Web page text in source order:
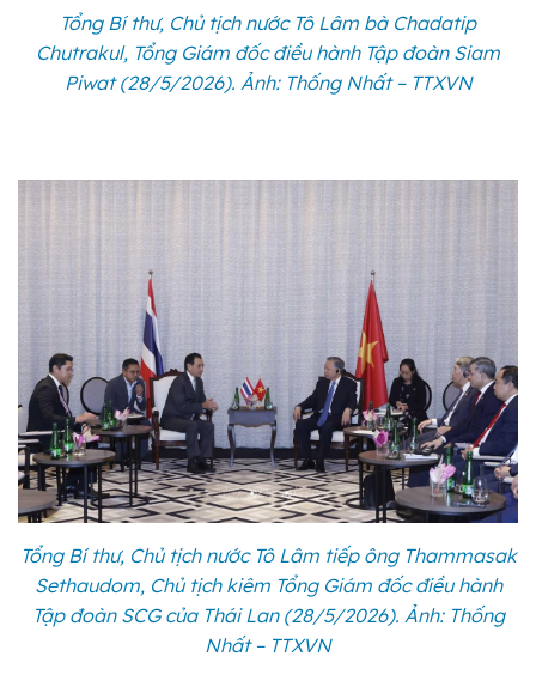
Tổng Bí thư, Chủ tịch nước Tô Lâm bà Chadatip
Chutrakul, Tổng Giám đốc điều hành Tập đoàn Siam
Piwat (28/5/2026). Ảnh: Thống Nhất – TTXVN
Tổng Bí thư, Chủ tịch nước Tô Lâm tiếp ông Thammasak
Sethaudom, Chủ tịch kiêm Tổng Giám đốc điều hành
Tập đoàn SCG của Thái Lan (28/5/2026). Ảnh: Thống
Nhất – TTXVN